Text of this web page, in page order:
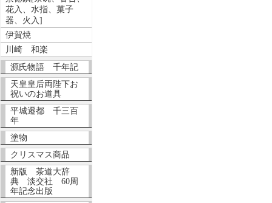
花入、水指、菓子
器、火入]
伊賀焼
川崎 和楽
源氏物語 千年記
天皇皇后両陛下お
祝いのお道具
平城遷都 千三百
年
塗物
クリスマス商品
新版 茶道大辞
典 淡交社 60周
年記念出版